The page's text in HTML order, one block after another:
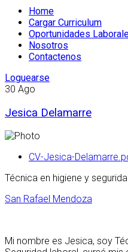
Home
Cargar Curriculum
Oportunidades
Nosotros
Contactenos
Loguearse
30 Ago
Jesica Delamarre
CV-Jesica-
Técnica en higiene y
San Rafael Mendoza
Mi nombre es Jesica, soy